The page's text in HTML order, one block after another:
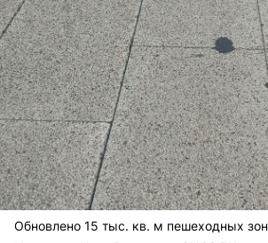
Обновлено 15 тыс. кв. м пешеходных зон